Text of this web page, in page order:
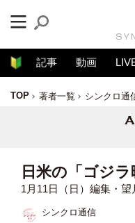
記事 動画
TOP 著者一覧 シンクロ通
日米の「ゴジラ
1月11日（日）編集・望
シンクロ通信